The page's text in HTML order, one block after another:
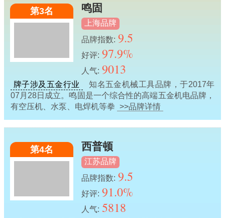
第3名 鸣固
上海品牌
品牌指数: 9.5
好评: 97.9%
人气: 9013
牌子涉及五金行业
知名五金机械工具品牌，于2017年
07月28日成立。鸣固是一个综合性的高端五金机电品牌，
有空压机、水泵、电焊机等拳 >>品牌详情
第4名 西普顿
江苏品牌
品牌指数: 9.5
好评: 91.0%
人气: 5818